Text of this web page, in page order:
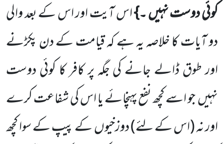
کوئیدوست نہیں ۔}اس آیت اور اس کے بعد والی
دو آیات کاخلاصہ یہ ہے کہ قیامت کے دن پکڑنے
اور طوق ڈالے جانے کی جگہ پر کافر کا کوئی دوست
نہیںجو اسے کچھ نفع پہنچائے یا اس کی شفاعت کرے
اور نہ(اس کے لئے)دوزخیوںکے پیپ کے سوا کچھ